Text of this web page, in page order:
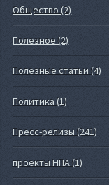
Общество (2)
Полезное (2)
Полезные статьи (4)
Политика (1)
Пресс-релизы (241)
проекты НПА (1)